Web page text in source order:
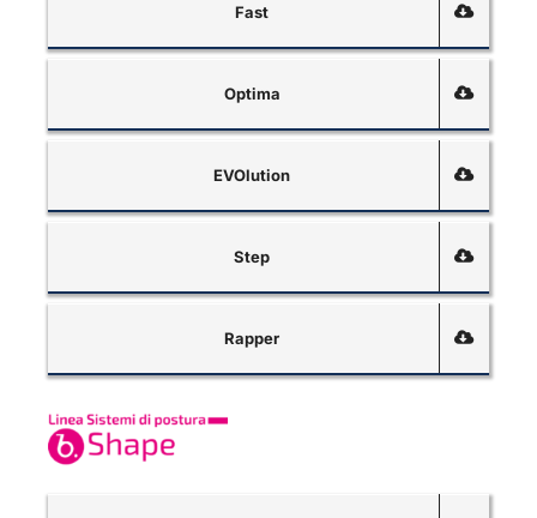
Fast
Optima
EVOlution
Step
Rapper